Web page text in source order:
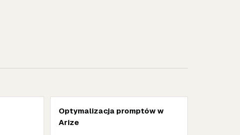
Optymalizacja promptów w
Arize